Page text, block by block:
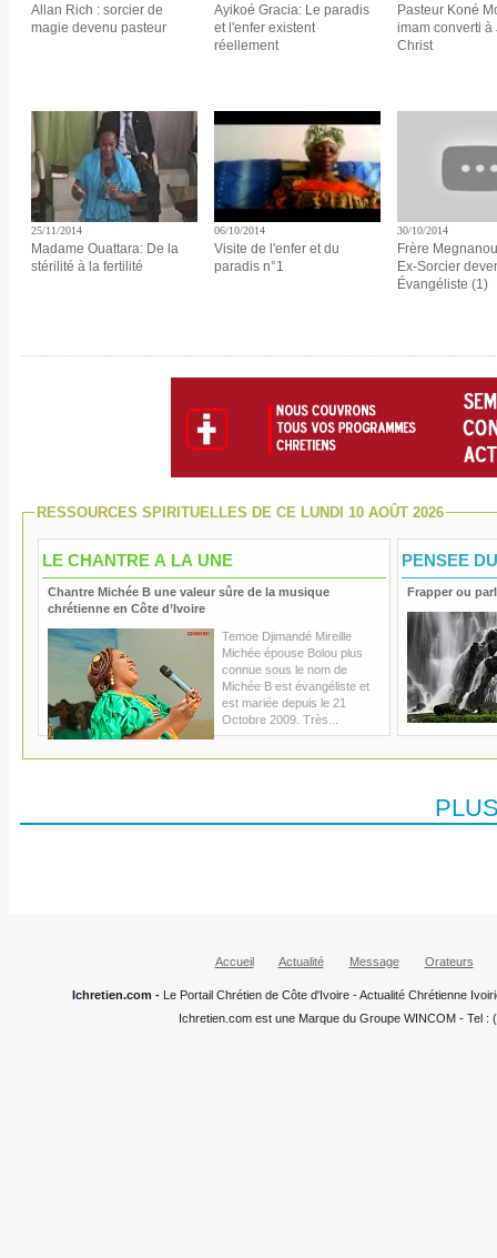
Allan Rich : sorcier de
magie devenu pasteur
Ayikoé Gracia: Le paradis
et l'enfer existent
réellement
Pasteur Koné
imam converti à
Christ
25/11/2014
Madame Ouattara: De la
stérilité à la fertilité
06/10/2014
Visite de l'enfer et du
paradis n°1
30/10/2014
Frère
Ex-Sorcier
Évangéliste (1)
RESSOURCES SPIRITUELLES DE CE LUNDI 10 AOÛT 2026
LE CHANTRE A LA UNE
Chantre Michée B une valeur sûre de la musique
chrétienne en Côte d’Ivoire
Temoe Djimandé Mireille
Michée épouse Bolou plus
connue sous le nom de
Michée B est évangéliste et
est mariée depuis le 21
Octobre 2009. Très...
PENSEE
Frapper ou
Accueil Actualité Message Orateurs
Ichretien.com - Le Portail Chrétien de Côte d'Ivoire - Actualité Chrétienne
Ichretien.com est une Marque du Groupe WINCOM - Tel :